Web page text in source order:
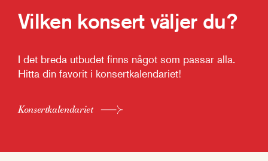
Vilken konsert väljer du?
I det breda utbudet finns något som passar alla.
Hitta din favorit i konsertkalendariet!
Konsertkalendariet